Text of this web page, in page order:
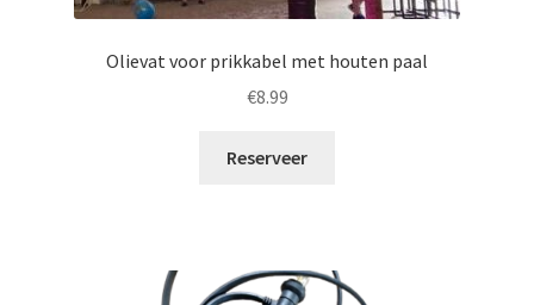
Olievat voor prikkabel met houten paal
€8.99
Reserveer